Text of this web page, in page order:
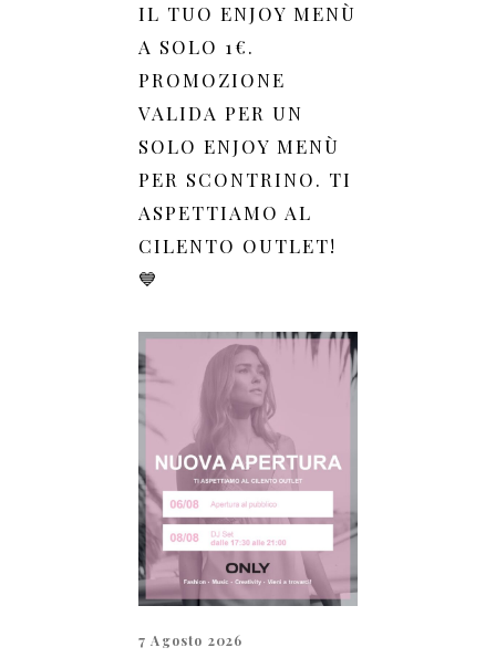
IL TUO ENJOY MENÙ
A SOLO 1€.
PROMOZIONE
VALIDA PER UN
SOLO ENJOY MENÙ
PER SCONTRINO. TI
ASPETTIAMO AL
CILENTO OUTLET!
💙
7 Agosto 2026